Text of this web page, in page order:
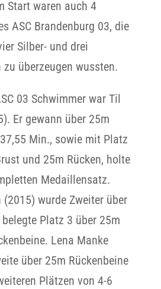
Start waren auch 4
ASC Brandenburg 03, die
Silber- und drei
überzeugen wussten.
03 Schwimmer war Til
Er gewann über 25m
Min., sowie mit Platz
und 25m Rücken, holte
Medaillensatz.
wurde Zweiter über
Platz 3 über 25m
Lena Manke
über 25m Rückenbeine
Plätzen von 4-6